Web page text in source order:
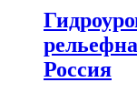
Россия